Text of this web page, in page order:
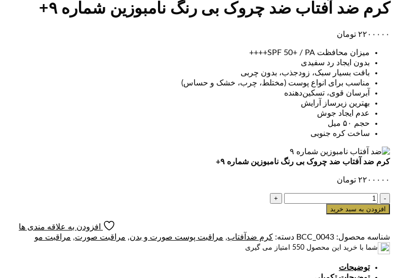
کرم ضد آفتاب ضد چروک بی رنگ نامبوزین شماره ۹+
۲۲۰۰۰۰۰ تومان
میزان محافظت SPF 50+ / PA++++
بدون ایجاد رد سفیدی
بافت بسیار سبک، زودجذب، بدون چربی
مناسب برای انواع پوست (مختلط، چرب، خشک و حساس)
آبرسان قوی، تسکین‌دهنده
بهترین زیرساز آرایش
عدم ایجاد جوش
حجم ۵۰ میل
ساخت کره جنوبی
کرم ضد آفتاب ضد چروک بی رنگ نامبوزین شماره ۹+
۲۲۰۰۰۰۰ تومان
کرم
ضد
چروک
بی
نامبوزین
افزودن به سبد خرید
افزودن به علاقه مندی ها
شناسه محصول: BCC_0043 دسته: کرم ضدآفتاب, مراقبت پوست صورت و بدن, مراقبت صورت, مراقبت مو
شما با خرید این محصول 550 امتیاز می گیری
توضیحات